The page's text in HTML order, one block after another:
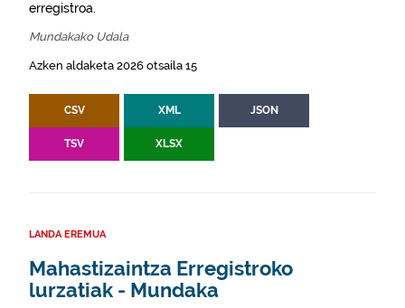
erregistroa.
Mundakako Udala
Azken aldaketa 2026 otsaila 15
CSV XML JSON
TSV XLSX
LANDA EREMUA
Mahastizaintza Erregistroko
lurzatiak - Mundaka